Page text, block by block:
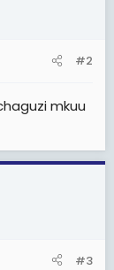
#2
mkuu
#3